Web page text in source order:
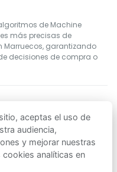
de Machine
más precisas de
Marruecos, garantizando
decisiones de compra o
Descargar en
aceptas el uso de
audiencia,
y mejorar nuestras
analíticas en